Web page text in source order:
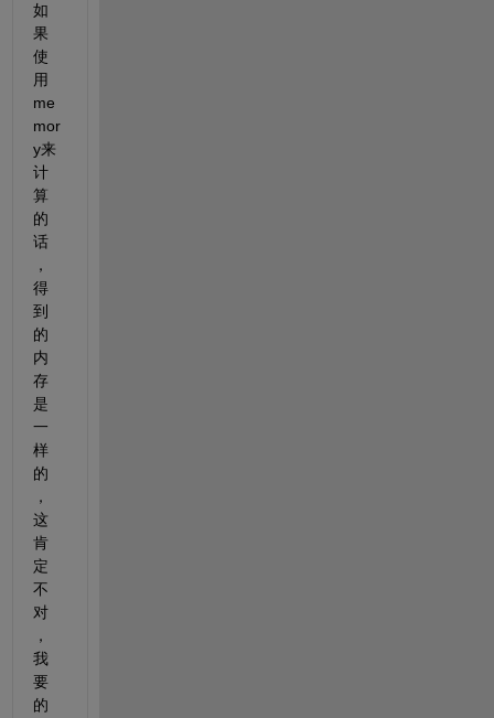
如
果
使
用
me
mor
y来
计
算
的
话
，
得
到
的
内
存
是
一
样
的
，
这
肯
定
不
对
，
我
要
的